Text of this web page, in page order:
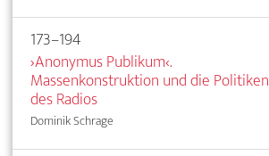
173–194
›Anonymus Publikum‹.
Massenkonstruktion und die Politiken
des Radios
Dominik Schrage